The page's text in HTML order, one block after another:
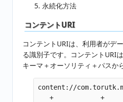
永続化方法
コンテントURI
コンテントURIは、利用者がデ
る識別子です。コンテントURI
キーマ＋オーソリティ＋パスか
content://
+            +